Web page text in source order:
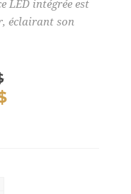
LED intégrée est
éclairant son